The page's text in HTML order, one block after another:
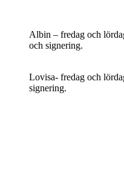
Albin – fredag och
och signering.
Lovisa- fredag och
signering.